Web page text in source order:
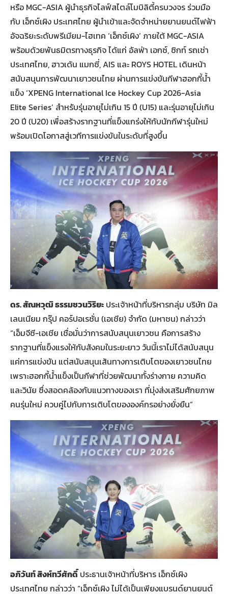
หรือ MGC-ASIA ผู้นำธุรกิจไลฟ์สไตล์โมบิลิตี้ครบวงจร ร่วมมือ
กับ เอ็กซ์เผิง ประเทศไทย ผู้นำเข้าและจัดจำหน่ายยานยนต์ไฟฟ้า
อัจฉริยะระดับพรีเมียม-ไฮเทค ‘เอ็กซ์เผิง’ ภายใต้ MGC-ASIA
พร้อมด้วยพันธมิตรทางธุรกิจ ได้แก่ อัลฟ่า เอกซ์, ซิกท์ รถเช่า
ประเทศไทย, ฮาวเด้น แมกซี่, AIS และ ROYS HOTEL เดินหน้า
สนับสนุนการพัฒนาเยาวชนไทย ผ่านการแข่งขันกีฬาฮอกกี้น้ำ
แข็ง ‘XPENG International Ice Hockey Cup 2026-Asia
Elite Series’ สำหรับรุ่นอายุไม่เกิน 15 ปี (U15) และรุ่นอายุไม่เกิน
20 ปี (U20) เพื่อสร้างรากฐานที่แข็งแกร่งให้กับนักกีฬารุ่นใหม่
พร้อมเปิดโอกาสสู่เวทีการแข่งขันในระดับที่สูงขึ้น
ดร. สัณหวุฒิ ธรรมชวนวิริยะ ประเจ้าหน้าที่บริหารกลุ่ม บริษัท มิล
เลนเนียม กรุ๊ป คอร์ปอเรชั่น (เอเชีย) จำกัด (มหาชน) กล่าวว่า
“เอ็มจีซี-เอเชีย เชื่อมั่นว่าการสนับสนุนเยาวชน คือการสร้าง
รากฐานที่แข็งแรงให้กับสังคมในระยะยาว วันนี้เราไม่ได้สนับสนุน
แค่การแข่งขัน แต่สนับสนุนเส้นทางการเติบโตของเยาวชนไทย
เพราะฮอกกี้น้ำแข็งเป็นกีฬาที่ช่วยพัฒนาทั้งร่างกาย ความคิด
และวินัย ซึ่งสอดคล้องกับแนวทางของเรา ที่มุ่งส่งเสริมศักยภาพ
คนรุ่นใหม่ ควบคู่ไปกับการเติบโตขององค์กรอย่างยั่งยืน”
อภิวันท์ สิงห์ทวีศักดิ์ประธานเจ้าหน้าที่บริหาร เอ็กซ์เผิง
ประเทศไทย กล่าวว่า “เอ็กซ์เผิง ไม่ได้เป็นเพียงแบรนด์ยานยนต์